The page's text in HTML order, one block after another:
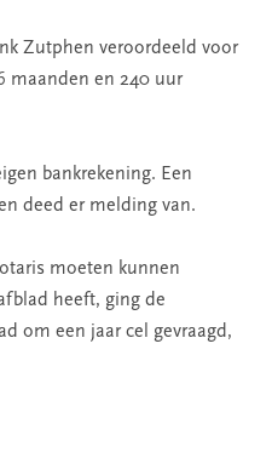
Zutphen veroordeeld voor
maanden en 240 uur
bankrekening. Een
deed er melding van.
moeten kunnen
heeft, ging de
om een jaar cel gevraagd,